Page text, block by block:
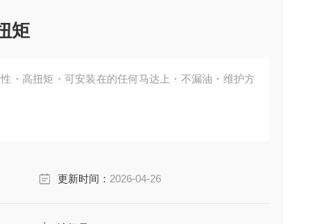
矩
・高扭矩・可安装在的任何马达上・不漏油・维护方
更新时间： 2026-04-26